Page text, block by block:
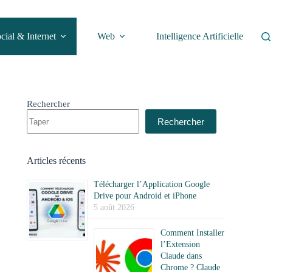
& Internet Web Intelligence Artificielle
Rechercher
Rechercher
Articles récents
Télécharger l’Application Google
Drive pour Android et iPhone
5 août 2026
Comment Installer
l’Extension
Claude dans
Chrome ? Claude